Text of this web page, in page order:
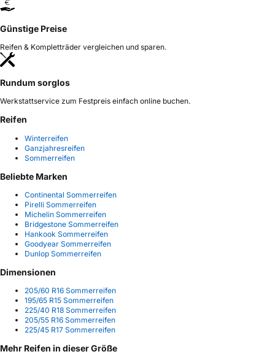
Günstige Preise
Reifen & Kompletträder vergleichen und sparen.
Rundum sorglos
Werkstattservice zum Festpreis einfach online buchen.
Reifen
Winterreifen
Ganzjahresreifen
Sommerreifen
Beliebte Marken
Continental Sommerreifen
Pirelli Sommerreifen
Michelin Sommerreifen
Bridgestone Sommerreifen
Hankook Sommerreifen
Goodyear Sommerreifen
Dunlop Sommerreifen
Dimensionen
205/60 R16 Sommerreifen
195/65 R15 Sommerreifen
225/40 R18 Sommerreifen
205/55 R16 Sommerreifen
225/45 R17 Sommerreifen
Mehr Reifen in dieser Größe